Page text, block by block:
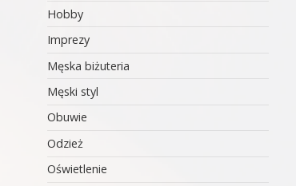
Hobby
Imprezy
Męska biżuteria
Męski styl
Obuwie
Odzież
Oświetlenie